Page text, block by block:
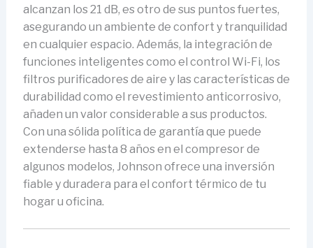
alcanzan los 21 dB, es otro de sus puntos fuertes,
asegurando un ambiente de confort y tranquilidad
en cualquier espacio. Además, la integración de
funciones inteligentes como el control Wi-Fi, los
filtros purificadores de aire y las características de
durabilidad como el revestimiento anticorrosivo,
añaden un valor considerable a sus productos.
Con una sólida política de garantía que puede
extenderse hasta 8 años en el compresor de
algunos modelos, Johnson ofrece una inversión
fiable y duradera para el confort térmico de tu
hogar u oficina.